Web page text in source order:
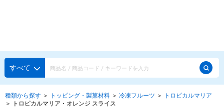
種類から探す
かき氷専用シロップ
探す
すべて
種類から探す ＞ トッピング・製菓材料 ＞ 冷凍フルーツ ＞ トロピカルマリア
＞ トロピカルマリア・オレンジ スライス